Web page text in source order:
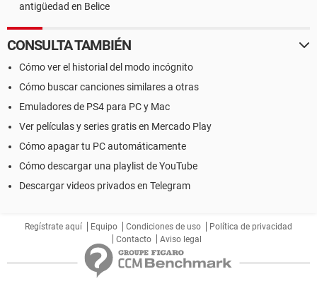
antigüedad en Belice
CONSULTA TAMBIÉN
Cómo ver el historial del modo incógnito
Cómo buscar canciones similares a otras
Emuladores de PS4 para PC y Mac
Ver películas y series gratis en Mercado Play
Cómo apagar tu PC automáticamente
Cómo descargar una playlist de YouTube
Descargar videos privados en Telegram
Regístrate aquí Equipo Condiciones de uso
Política de privacidad
Contacto
Aviso legal